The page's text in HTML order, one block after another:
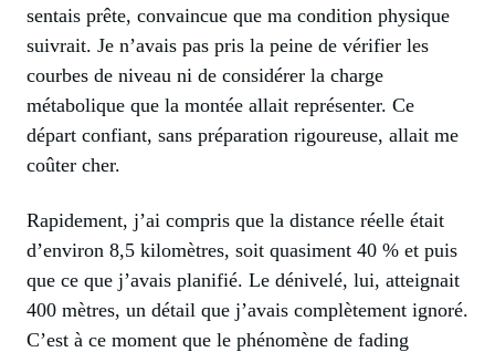
sentais prête, convaincue que ma condition physique
suivrait. Je n’avais pas pris la peine de vérifier les
courbes de niveau ni de considérer la charge
métabolique que la montée allait représenter. Ce
départ confiant, sans préparation rigoureuse, allait me
coûter cher.
Rapidement, j’ai compris que la distance réelle était
d’environ 8,5 kilomètres, soit quasiment 40 % et puis
que ce que j’avais planifié. Le dénivelé, lui, atteignait
400 mètres, un détail que j’avais complètement ignoré.
C’est à ce moment que le phénomène de fading